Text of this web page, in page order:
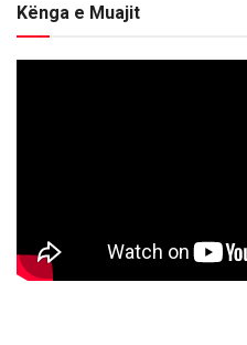
Kënga e Muajit